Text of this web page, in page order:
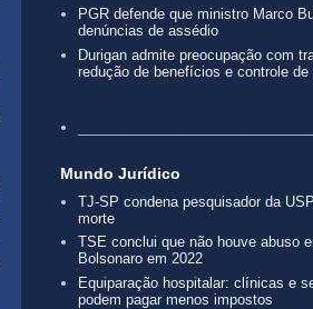
PGR defende que ministro Marco
denúncias de assédio
Durigan admite preocupação com
redução de benefícios e controle
Mundo Jurídico
TJ-SP condena pesquisador da
morte
TSE conclui que não houve abuso
Bolsonaro em 2022
Equiparação hospitalar: clínicas e
podem pagar menos impostos